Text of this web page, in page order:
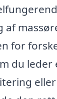
for
du leder